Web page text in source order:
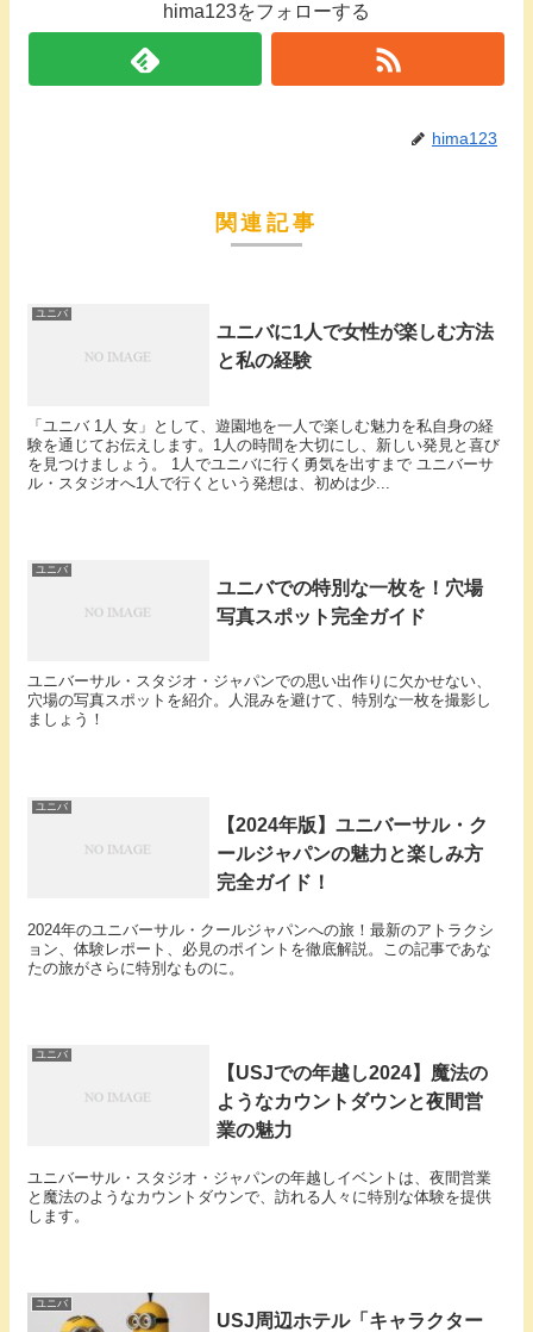
hima123をフォローする
hima123
関連記事
ユニバ
ユニバに1人で女性が楽しむ方法
と私の経験
「ユニバ 1人 女」として、遊園地を一人で楽しむ魅力を私自身の経
験を通じてお伝えします。1人の時間を大切にし、新しい発見と喜び
を見つけましょう。 1人でユニバに行く勇気を出すまで ユニバーサ
ル・スタジオへ1人で行くという発想は、初めは少...
ユニバ
ユニバでの特別な一枚を！穴場
写真スポット完全ガイド
ユニバーサル・スタジオ・ジャパンでの思い出作りに欠かせない、
穴場の写真スポットを紹介。人混みを避けて、特別な一枚を撮影し
ましょう！
ユニバ
【2024年版】ユニバーサル・ク
ールジャパンの魅力と楽しみ方
完全ガイド！
2024年のユニバーサル・クールジャパンへの旅！最新のアトラクシ
ョン、体験レポート、必見のポイントを徹底解説。この記事であな
たの旅がさらに特別なものに。
ユニバ
【USJでの年越し2024】魔法の
ようなカウントダウンと夜間営
業の魅力
ユニバーサル・スタジオ・ジャパンの年越しイベントは、夜間営業
と魔法のようなカウントダウンで、訪れる人々に特別な体験を提供
します。
ユニバ
USJ周辺ホテル「キャラクター